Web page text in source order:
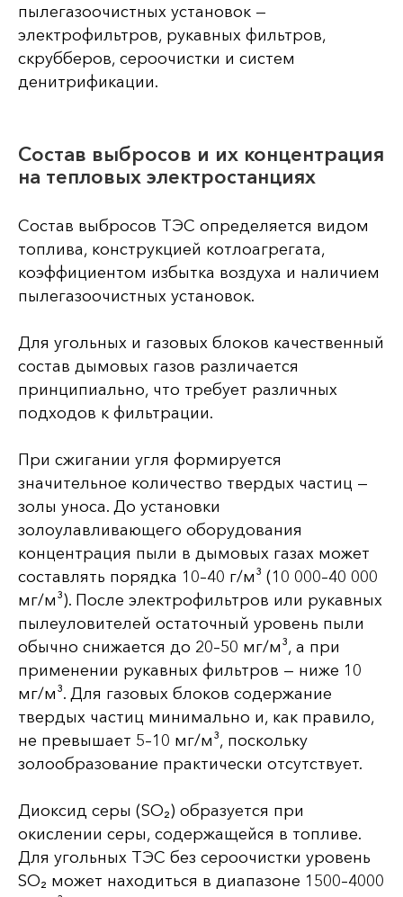
пылегазоочистных установок —
электрофильтров, рукавных фильтров,
скрубберов, сероочистки и систем
денитрификации.
Состав выбросов и их концентрация
на тепловых электростанциях
Состав выбросов ТЭС определяется видом
топлива, конструкцией котлоагрегата,
коэффициентом избытка воздуха и наличием
пылегазоочистных установок.
Для угольных и газовых блоков качественный
состав дымовых газов различается
принципиально, что требует различных
подходов к фильтрации.
При сжигании угля формируется
значительное количество твердых частиц —
золы уноса. До установки
золоулавливающего оборудования
концентрация пыли в дымовых газах может
составлять порядка 10–40 г/м³ (10 000–40 000
мг/м³). После электрофильтров или рукавных
пылеуловителей остаточный уровень пыли
обычно снижается до 20–50 мг/м³, а при
применении рукавных фильтров — ниже 10
мг/м³. Для газовых блоков содержание
твердых частиц минимально и, как правило,
не превышает 5–10 мг/м³, поскольку
золообразование практически отсутствует.
Диоксид серы (SO₂) образуется при
окислении серы, содержащейся в топливе.
Для угольных ТЭС без сероочистки уровень
SO₂ может находиться в диапазоне 1500–4000